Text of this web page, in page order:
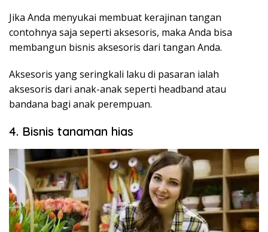
Jika Anda menyukai membuat kerajinan tangan
contohnya saja seperti aksesoris, maka Anda bisa
membangun bisnis aksesoris dari tangan Anda.
Aksesoris yang seringkali laku di pasaran ialah
aksesoris dari anak-anak seperti headband atau
bandana bagi anak perempuan.
4. Bisnis tanaman hias